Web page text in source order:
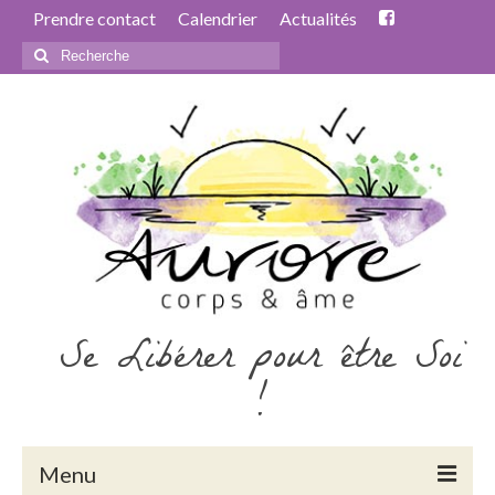
Prendre contact Calendrier Actualités
Rechercher
:
Se Libérer pour être Soi
!
Menu